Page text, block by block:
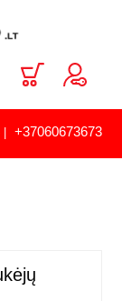
| +37060673673